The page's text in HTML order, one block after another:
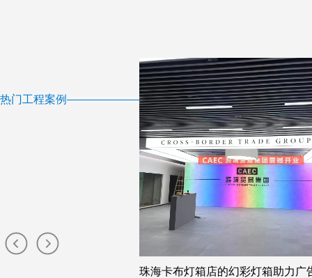
热门工程案例
珠海卡布灯箱店的幻彩灯箱助力广